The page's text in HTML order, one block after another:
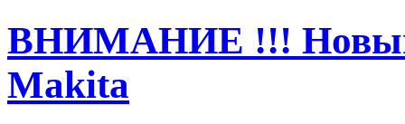
ВНИМАНИЕ !!! Новый
Makita